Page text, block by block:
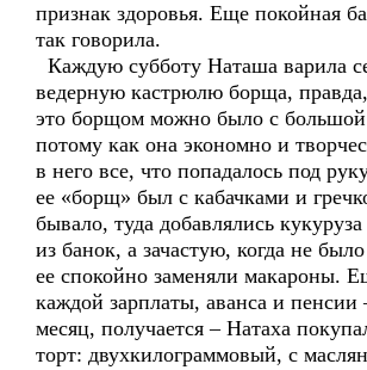
признак здоровья. Еще покойная
так говорила.
Каждую субботу Наташа варила
ведерную кастрюлю борща, правда,
это борщом можно было с большой
потому как она экономно и
в него все, что попадалось под
ее «борщ» был с кабачками и
бывало, туда добавлялись
из банок, а зачастую, когда не
ее спокойно заменяли макароны.
каждой зарплаты, аванса и
месяц, получается – Натаха
торт: двухкилограммовый, с